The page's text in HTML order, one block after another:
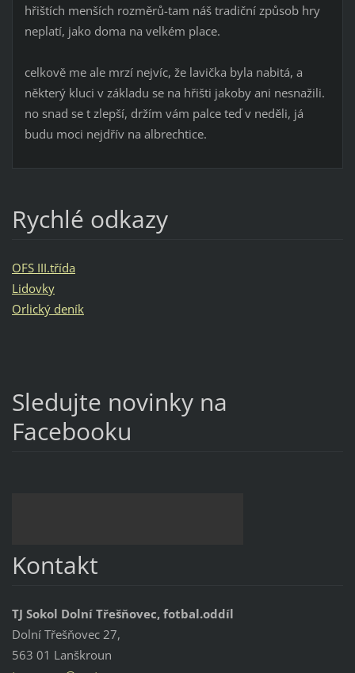
hřištích menších rozměrů-tam náš tradiční způsob hry
neplatí, jako doma na velkém place.
celkově me ale mrzí nejvíc, že lavička byla nabitá, a
některý kluci v základu se na hřišti jakoby ani nesnažili.
no snad se t zlepší, držím vám palce teď v neděli, já
budu moci nejdřív na albrechtice.
Rychlé odkazy
OFS III.třída
Lidovky
Orlický deník
Sledujte novinky na
Facebooku
Kontakt
TJ Sokol Dolní Třešňovec, fotbal.oddíl
Dolní Třešňovec 27,
563 01 Lanškroun